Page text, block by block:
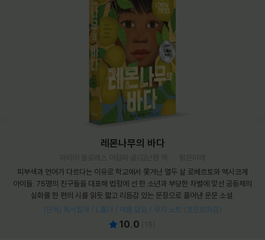
레몬나무의 바다
피부색과 언어가 다르다는 이유로 학교에서 쫓겨난 열두 살 로베르토와 멕시코계
아이들. 75명의 친구들을 대표해 법정에 선 한 소년과 부당한 차별에 맞선 공동체의
실화를 한 편의 시를 읽듯 짧고 리듬감 있는 문장으로 풀어낸 운문 소설.
[단독] 독서집게 / L홀더 / 여름 담요 / 무지 노트 (포인트차감)
10.0